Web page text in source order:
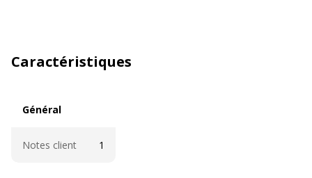
Caractéristiques
Général
Notes client 1